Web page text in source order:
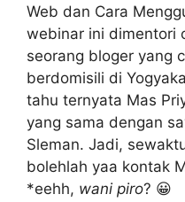
Web dan Cara
webinar ini dimentori
seorang bloger yang
berdomisili di
tahu ternyata Mas
yang sama dengan
Sleman. Jadi,
bolehlah yaa kontak
*eehh, wani piro? 😀